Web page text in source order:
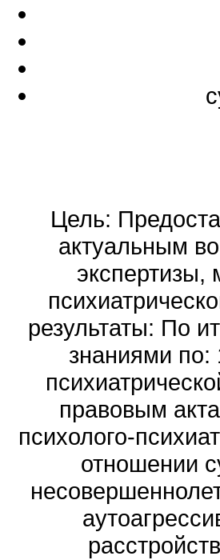
Цель:
актуальным
экспертизы,
результаты: По
знаниями
правовым
психолого-
отношении